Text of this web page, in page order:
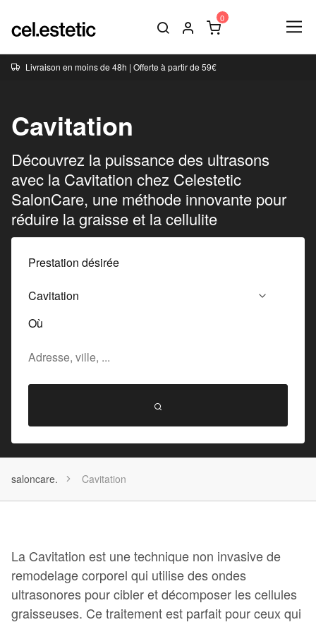
Livraison en moins de 48h | Offerte à partir de 59€
Cavitation
Découvrez la puissance des ultrasons
avec la Cavitation chez Celestetic
SalonCare, une méthode innovante pour
réduire la graisse et la cellulite
Prestation désirée
Où
saloncare. Cavitation
La Cavitation est une technique non invasive de
remodelage corporel qui utilise des ondes
ultrasonores pour cibler et décomposer les cellules
graisseuses. Ce traitement est parfait pour ceux qui